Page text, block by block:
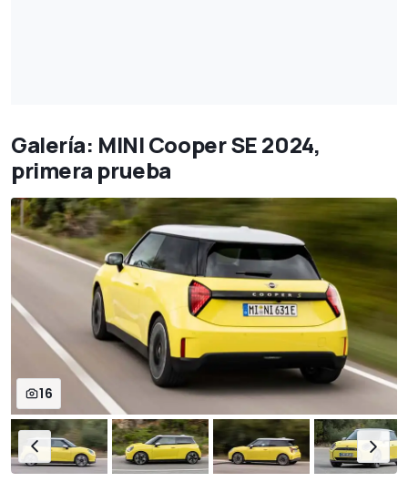
Galería: MINI Cooper SE 2024,
primera prueba
16